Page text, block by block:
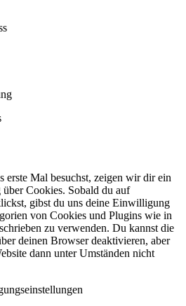
erste Mal besuchst, zeigen wir dir ein
Cookies. Sobald du auf
gibst du uns deine Einwilligung
von Cookies und Plugins wie in
zu verwenden. Du kannst die
deinen Browser deaktivieren, aber
dann unter Umständen nicht